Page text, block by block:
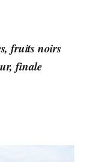
fruits noirs
finale